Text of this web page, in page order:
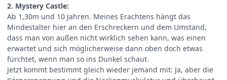
2. Mystery Castle:
Ab 1,30m und 10 Jahren. Meines Erachtens hängt das
Mindestalter hier an den Erschreckern und dem Umstand,
dass man von außen nicht wirklich sehen kann, was einen
erwartet und sich möglicherweise dann oben doch etwas
fürchtet, wenn man so ins Dunkel schaut.
Jetzt kommt bestimmt gleich wieder jemand mit: Ja, aber die